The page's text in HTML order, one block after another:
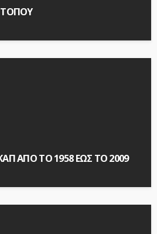
ΤΟΠΟΥ
ΑΠΟ ΤΟ 1958 ΕΩΣ ΤΟ 2009